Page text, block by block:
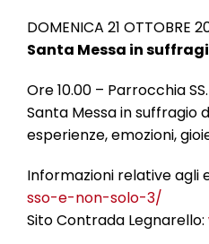
DOMENICA 21 OTTOBRE
Santa Messa in
Ore 10.00 – Parrocchia
Santa Messa in
esperienze, emozioni,
Informazioni relative agli
sso-e-non-solo-3/
Sito Contrada Legnarello: